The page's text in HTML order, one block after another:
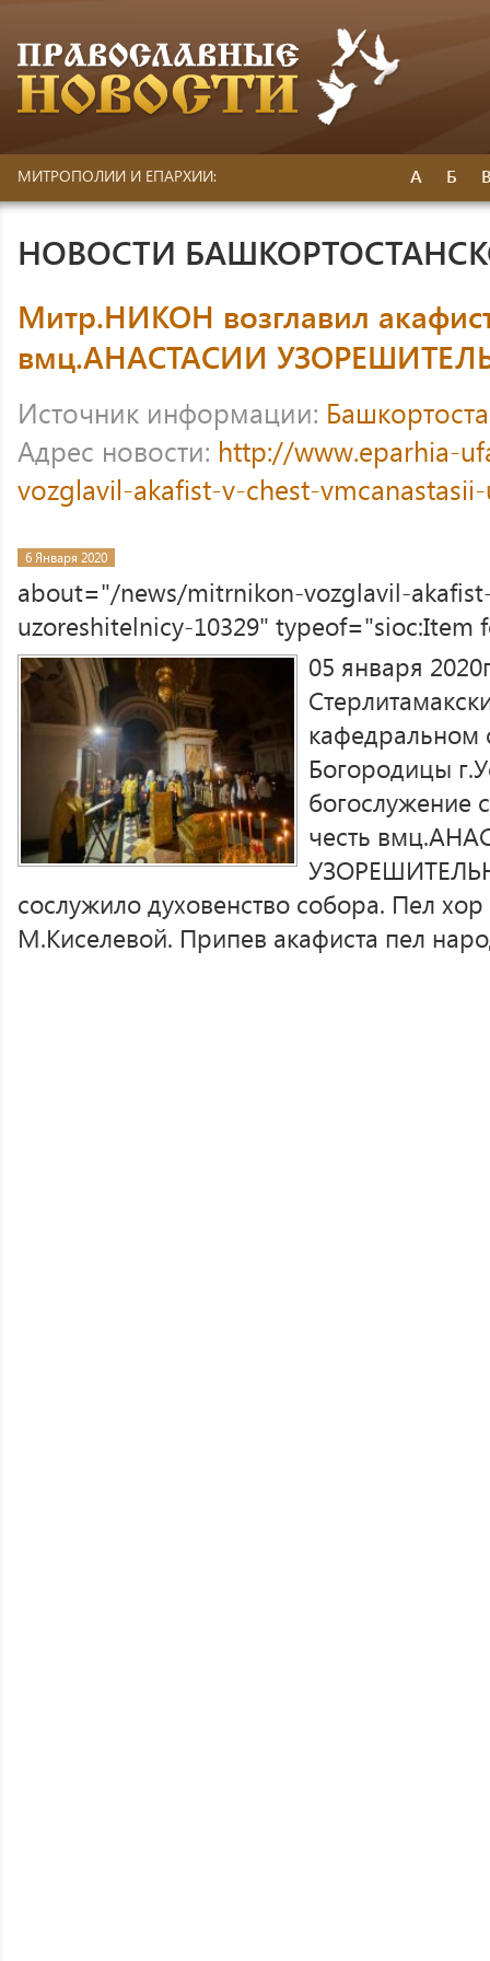
МИТРОПОЛИИ И ЕПАРХИИ: А Б
НОВОСТИ
Митр.НИКОН возглавил
вмц.АНАСТАСИИ
Источник информации:
Адрес новости: http://www.eparhia-
vozglavil-akafist-v-chest-
6 Января 2020
about="/news/mitrnikon-vozglavil-
uzoreshitelnicy-10329" typeof="sioc:Item
05 января
кафедральном
Богородицы
богослужение
честь
сослужило духовенство собора. Пел
М.Киселевой. Припев акафиста пел